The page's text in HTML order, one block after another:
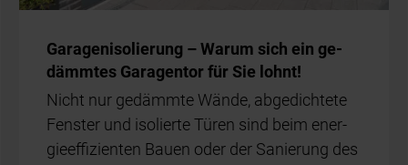
Ga­ra­gen­iso­lie­rung – War­um sich ein ge­
dämm­tes Ga­ra­gen­tor für Sie lohnt!
Nicht nur ge­dämm­te Wän­de, ab­ge­dich­te­te
Fens­ter und iso­lier­te Tü­ren sind beim en­er­
gie­ef­fi­zi­en­ten Bau­en oder der Sa­nie­rung des